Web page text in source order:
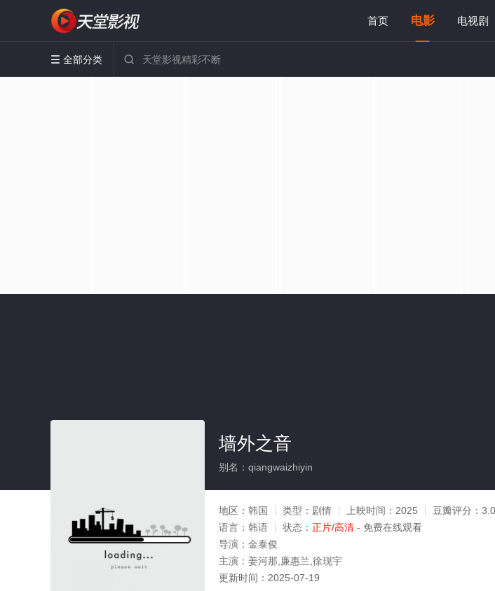
首页 电影 电视剧
 全部分类 
墙外之音
别名：qiangwaizhiyin
地区： 韩国 类型： 剧情 上映时间： 2025 豆瓣评分： 3.0
语言： 韩语 状态： 正片/高清 - 免费在线观看
导演： 金泰俊
主演： 姜河那,廉惠兰,徐现宇
更新时间： 2025-07-19